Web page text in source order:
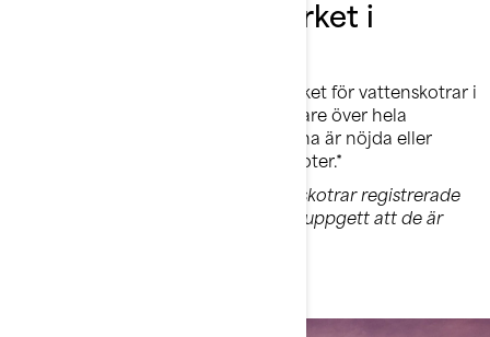
Det ledande varumärket i
Sea-Doo är det mest sålda varumärket för vattenskotrar i
Europa och har förtroendet hos förare över hela
kontinenten. 81 % av Sea-Doo-ägarna är nöjda eller
mycket nöjda med sin nya vattenskoter.*
*Baserat på EMEA-ägare av vattenskotrar registrerade
mellan mars och augusti 2024 som uppgett att de är